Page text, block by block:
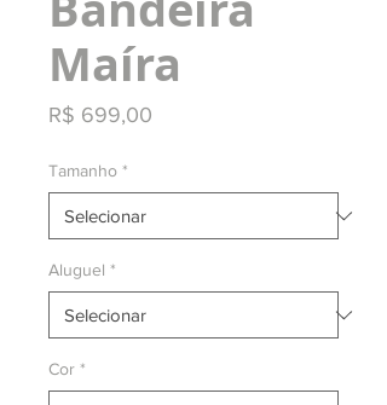
Maíra
R$ 699,00
Tamanho *
Aluguel *
Cor *